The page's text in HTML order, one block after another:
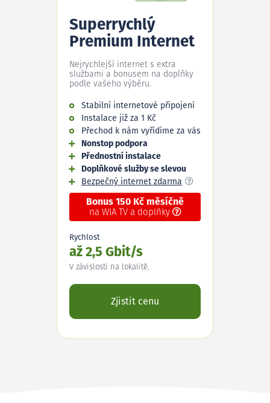
Superrychlý
Premium Internet
Nejrychlejší internet s extra
službami a bonusem na doplňky
podle vašeho výběru.
Stabilní internetové připojení
Instalace již za 1 Kč
Přechod k nám vyřídíme za vás
Nonstop podpora
Přednostní instalace
Doplňkové služby se slevou
Bezpečný internet zdarma
Bonus 150 Kč měsíčně
na WIA TV a doplňky
Rychlost
až 2,5 Gbit/s
V závislosti na lokalitě.
Zjistit cenu